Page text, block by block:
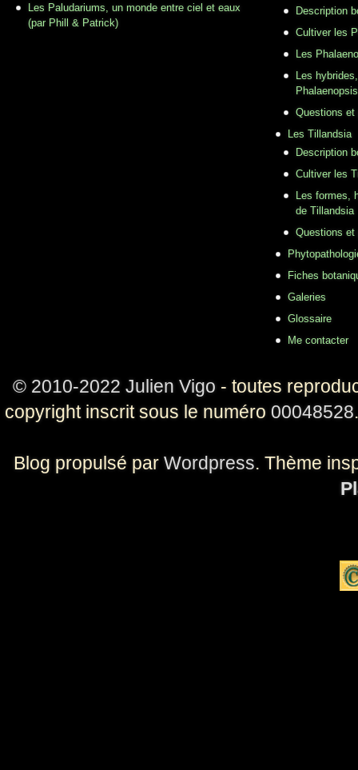
Les Paludariums, un monde entre ciel et eaux
(par Phill & Patrick)
Description
Cultiver les
Les
Les
Phalaenopsis
Questions et
Les Tillandsia
Description
Cultiver les
Les formes,
de Tillandsia
Questions et
Fiches
Galeries
Glossaire
Me contacter
© 2010-2022 Julien Vigo - toutes
copyright inscrit sous le numéro 00048528
Blog propulsé par Wordpress. Thème